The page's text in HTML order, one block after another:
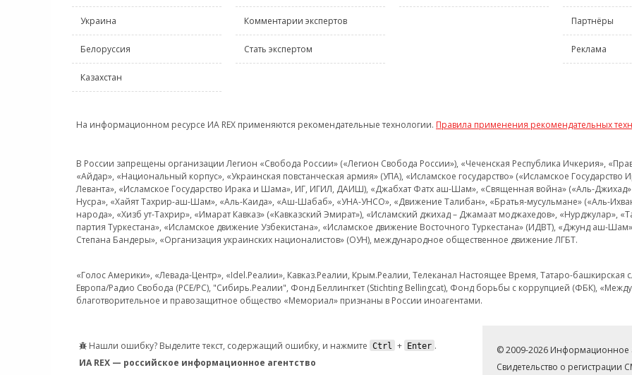
Украина
Белоруссия
Казахстан
Комментарии экспертов
Стать экспертом
Партнёры
Реклама
На информационном ресурсе ИА REX применяются рекомендательные технологии. Правила применения рекомендательных
В России запрещены организации Легион «Свобода России» («Легион Свобода России»), «Чеченская Республика Ичкерия»,
«Айдар», «Национальный корпус», «Украинская повстанческая армия» (УПА), «Исламское государство» («Исламское
Леванта», «Исламское Государство Ирака и Шама», ИГ, ИГИЛ, ДАИШ), «Джабхат Фатх аш-Шам», «Священная война» («Аль-Джихад»
Нусра», «Хайят Тахрир-аш-Шам», «Аль-Каида», «Аш-Шабаб», «УНА-УНСО», «Движение Талибан», «Братья-мусульмане» («Аль-
народа», «Хизб ут-Тахрир», «Имарат Кавказ» («Кавказский Эмират»), «Исламский джихад – Джамаат моджахедов», «Нурджулар»,
партия Туркестана», «Исламское движение Узбекистана», «Исламское движение Восточного Туркестана» (ИДВТ), «Джунд аш-
Степана Бандеры», «Организация украинских националистов» (ОУН), международное общественное движение ЛГБТ.
«Голос Америки», «Левада-Центр», «Idel.Реалии», Кавказ.Реалии, Крым.Реалии, Телеканал Настоящее Время, Татаро-
Европа/Радио Свобода (PCE/PC), "Сибирь.Реалии", Фонд Беллингкет (Stichting Bellingcat), Фонд борьбы с коррупцией (ФБК),
благотворительное и правозащитное общество «Мемориал» признаны в России иноагентами.
Нашли ошибку? Выделите текст, содержащий ошибку, и нажмите Ctrl + Enter .
ИА REX — российское информационное агентство
© 2009-2026 Информационное
Свидетельство о